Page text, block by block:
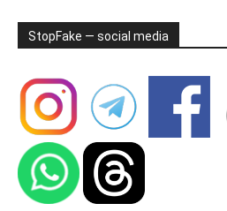
StopFake — social media